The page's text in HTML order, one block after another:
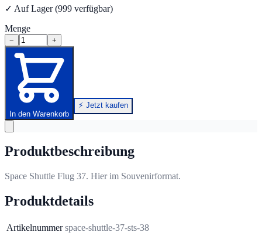
✓ Auf Lager (999 verfügbar)
Menge
− +
In den Warenkorb
⚡ Jetzt kaufen
Produktbeschreibung
Space Shuttle Flug 37. Hier im Souvenirformat.
Produktdetails
Artikelnummer space-shuttle-37-sts-38